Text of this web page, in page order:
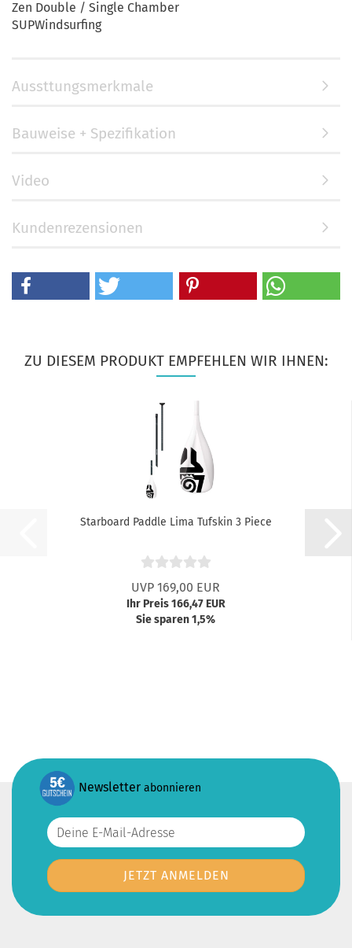
Zen Double / Single Chamber
SUPWindsurfing
Aussttungsmerkmale
Bauweise + Spezifikation
Video
Kundenrezensionen
ZU DIESEM PRODUKT EMPFEHLEN WIR IHNEN:
Starboard Paddle Lima Tufskin 3 Piece
UVP 169,00 EUR
Ihr Preis 166,47 EUR
Sie sparen 1,5%
Newsletter abonnieren